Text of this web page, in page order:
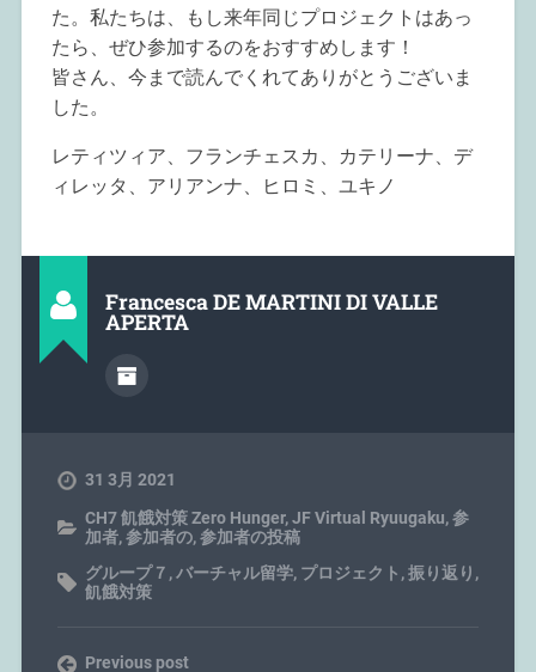
た。私たちは、もし来年同じプロジェクトはあっ
たら、ぜひ参加するのをおすすめします！
皆さん、今まで読んでくれてありがとうございま
した。
レティツィア、フランチェスカ、カテリーナ、デ
ィレッタ、アリアンナ、ヒロミ、ユキノ
Francesca DE MARTINI DI VALLE
APERTA
31 3月 2021
CH7 飢餓対策 Zero Hunger,JF Virtual Ryuugaku,参
加者,参加者の,参加者の投稿
グループ７ ,バーチャル留学, プロジェクト ,振り返り ,
飢餓対策
Previous post